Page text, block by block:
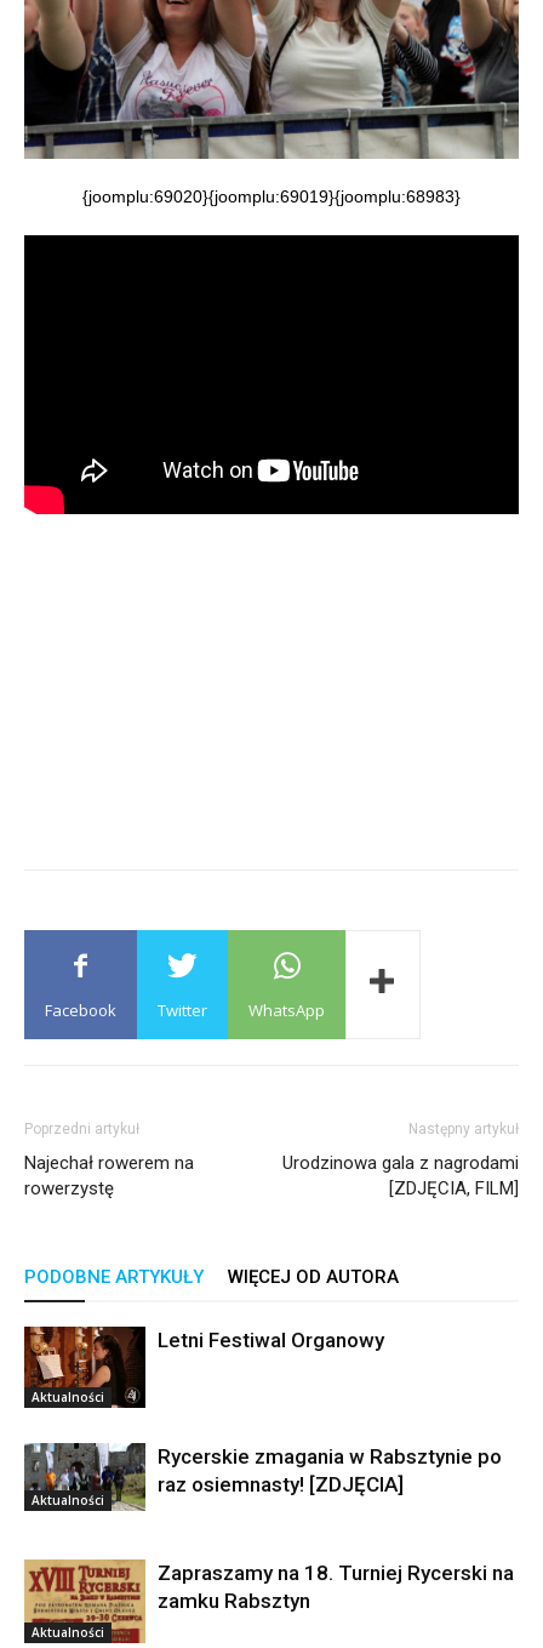
{joomplu:69020}{joomplu:69019}{joomplu:68983}
Facebook Twitter WhatsApp
Poprzedni artykuł
Najechał rowerem na
rowerzystę
Następny artykuł
Urodzinowa gala z nagrodami
[ZDJĘCIA, FILM]
PODOBNE ARTYKUŁY WIĘCEJ OD AUTORA
Aktualności
Letni Festiwal Organowy
Aktualności
Rycerskie zmagania w Rabsztynie po
raz osiemnasty! [ZDJĘCIA]
Aktualności
Zapraszamy na 18. Turniej Rycerski na
zamku Rabsztyn